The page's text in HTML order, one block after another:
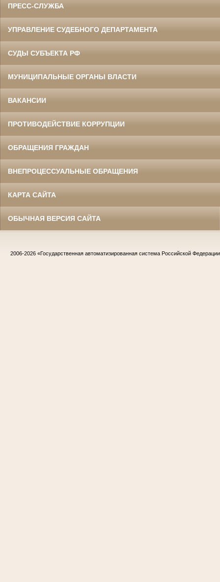
ПРЕСС-СЛУЖБА
УПРАВЛЕНИЕ СУДЕБНОГО ДЕПАРТАМЕНТА
СУДЫ СУБЪЕКТА РФ
МУНИЦИПАЛЬНЫЕ ОРГАНЫ ВЛАСТИ
ВАКАНСИИ
ПРОТИВОДЕЙСТВИЕ КОРРУПЦИИ
ОБРАЩЕНИЯ ГРАЖДАН
ВНЕПРОЦЕССУАЛЬНЫЕ ОБРАЩЕНИЯ
КАРТА САЙТА
ОБЫЧНАЯ ВЕРСИЯ САЙТА
2006-2026 «Государственная автоматизированная система Российской